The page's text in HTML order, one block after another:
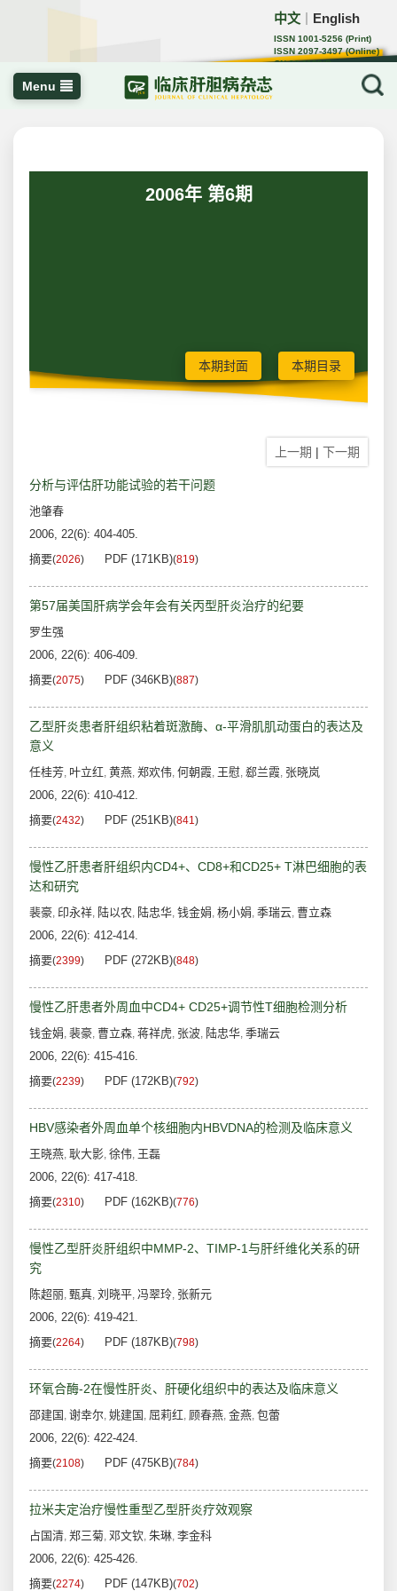
中文 English
ISSN 1001-5256 (Print)
ISSN 2097-3497 (Online)
CN 22-1108/R
Menu
2006年 第6期
本期封面 本期目录
上一期 | 下一期
分析与评估肝功能试验的若干问题
池肇春
2006, 22(6): 404-405.
摘要(2026) PDF (171KB)(819)
第57届美国肝病学会年会有关丙型肝炎治疗的纪要
罗生强
2006, 22(6): 406-409.
摘要(2075) PDF (346KB)(887)
乙型肝炎患者肝组织粘着斑激酶、α-平滑肌肌动蛋白的表达及
意义
任桂芳, 叶立红, 黄燕, 郑欢伟, 何朝霞, 王慰, 郄兰霞, 张晓岚
2006, 22(6): 410-412.
摘要(2432) PDF (251KB)(841)
慢性乙肝患者肝组织内CD4+、CD8+和CD25+ T淋巴细胞的表
达和研究
裴豪, 印永祥, 陆以农, 陆忠华, 钱金娟, 杨小娟, 季瑞云, 曹立森
2006, 22(6): 412-414.
摘要(2399) PDF (272KB)(848)
慢性乙肝患者外周血中CD4+ CD25+调节性T细胞检测分析
钱金娟, 裴豪, 曹立森, 蒋祥虎, 张波, 陆忠华, 季瑞云
2006, 22(6): 415-416.
摘要(2239) PDF (172KB)(792)
HBV感染者外周血单个核细胞内HBVDNA的检测及临床意义
王晓燕, 耿大影, 徐伟, 王磊
2006, 22(6): 417-418.
摘要(2310) PDF (162KB)(776)
慢性乙型肝炎肝组织中MMP-2、TIMP-1与肝纤维化关系的研
究
陈超丽, 甄真, 刘晓平, 冯翠玲, 张新元
2006, 22(6): 419-421.
摘要(2264) PDF (187KB)(798)
环氧合酶-2在慢性肝炎、肝硬化组织中的表达及临床意义
邵建国 , 谢幸尔, 姚建国 , 屈莉红, 顾春燕, 金燕, 包蕾
2006, 22(6): 422-424.
摘要(2108) PDF (475KB)(784)
拉米夫定治疗慢性重型乙型肝炎疗效观察
占国清, 郑三菊, 邓文钦, 朱琳, 李金科
2006, 22(6): 425-426.
摘要(2274) PDF (147KB)(702)